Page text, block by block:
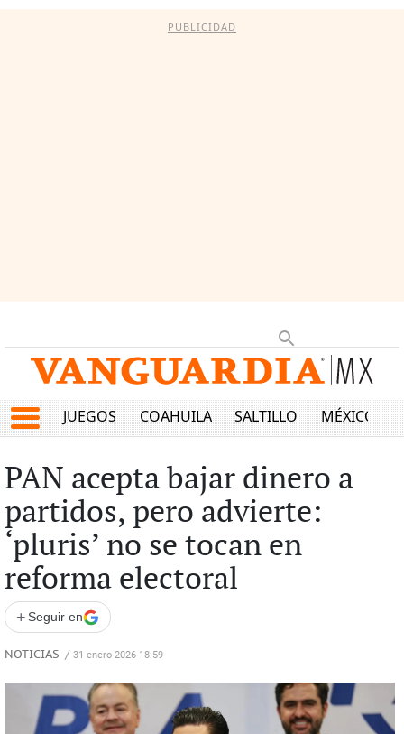
PUBLICIDAD
JUEGOS COAHUILA SALTILLO MÉXICO
PAN acepta bajar dinero a
partidos, pero advierte:
‘pluris’ no se tocan en
reforma electoral
+ Seguir en
NOTICIAS / 31 enero 2026 18:59